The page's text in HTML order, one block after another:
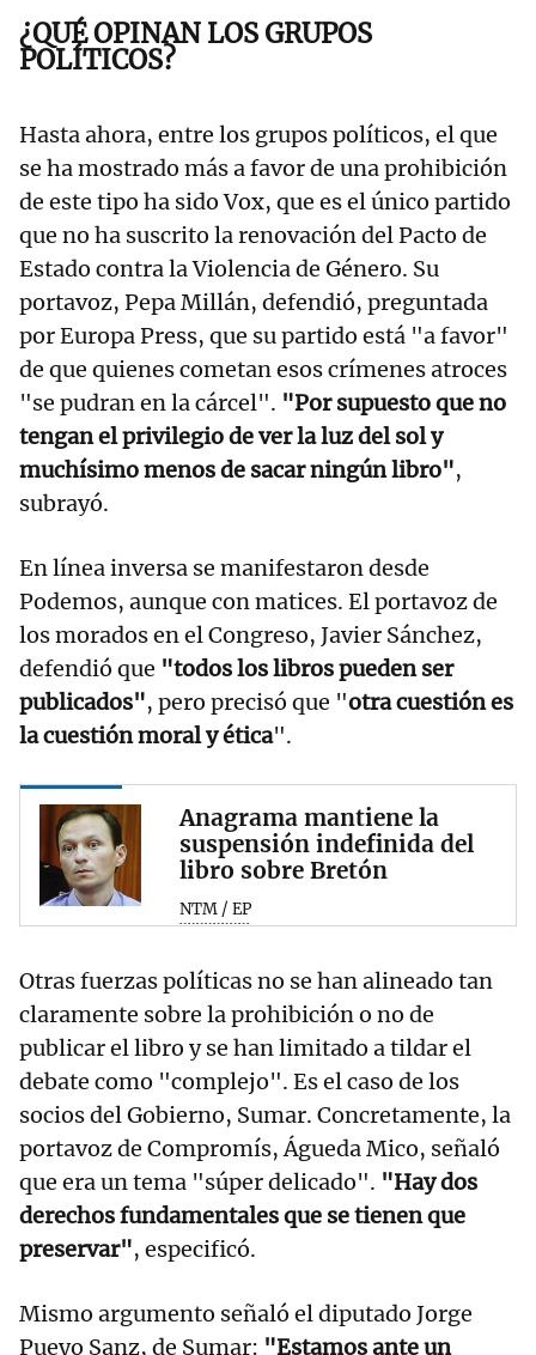
¿QUÉ OPINAN LOS GRUPOS
POLÍTICOS?
Hasta ahora, entre los grupos políticos, el que
se ha mostrado más a favor de una prohibición
de este tipo ha sido Vox, que es el único partido
que no ha suscrito la renovación del Pacto de
Estado contra la Violencia de Género. Su
portavoz, Pepa Millán, defendió, preguntada
por Europa Press, que su partido está "a favor"
de que quienes cometan esos crímenes atroces
"se pudran en la cárcel". "Por supuesto que no
tengan el privilegio de ver la luz del sol y
muchísimo menos de sacar ningún libro",
subrayó.
En línea inversa se manifestaron desde
Podemos, aunque con matices. El portavoz de
los morados en el Congreso, Javier Sánchez,
defendió que "todos los libros pueden ser
publicados", pero precisó que "otra cuestión es
la cuestión moral y ética".
Anagrama mantiene la
suspensión indefinida del
libro sobre Bretón
NTM / EP
Otras fuerzas políticas no se han alineado tan
claramente sobre la prohibición o no de
publicar el libro y se han limitado a tildar el
debate como "complejo". Es el caso de los
socios del Gobierno, Sumar. Concretamente, la
portavoz de Compromís, Águeda Mico, señaló
que era un tema "súper delicado". "Hay dos
derechos fundamentales que se tienen que
preservar", especificó.
Mismo argumento señaló el diputado Jorge
Pueyo Sanz, de Sumar: "Estamos ante un